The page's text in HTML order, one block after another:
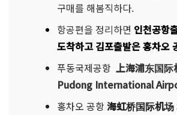
구매를 해봄직하다.
항공편을 정리하면 인천공항
도착하고김포출발은홍차오
푸동국제공항 上海浦东国际
Pudong International
홍차오 공항海虹桥国际机